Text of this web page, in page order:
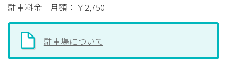
駐車料金
月額：￥2,750
駐車場について